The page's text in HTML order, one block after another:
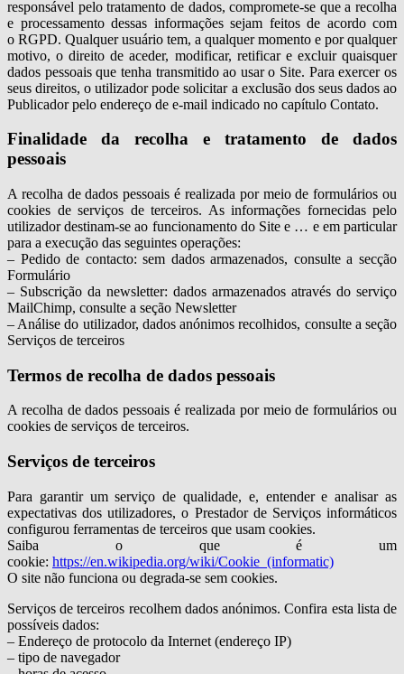
responsável pelo tratamento de dados, compromete-se que a recolha
e processamento dessas informações sejam feitos de acordo com
o RGPD. Qualquer usuário tem, a qualquer momento e por qualquer
motivo, o direito de aceder, modificar, retificar e excluir quaisquer
dados pessoais que tenha transmitido ao usar o Site. Para exercer os
seus direitos, o utilizador pode solicitar a exclusão dos seus dados ao
Publicador pelo endereço de e-mail indicado no capítulo Contato.
Finalidade da recolha e tratamento de dados
pessoais
A recolha de dados pessoais é realizada por meio de formulários ou
cookies de serviços de terceiros. As informações fornecidas pelo
utilizador destinam-se ao funcionamento do Site e … e em particular
para a execução das seguintes operações:
– Pedido de contacto: sem dados armazenados, consulte a secção
Formulário
– Subscrição da newsletter: dados armazenados através do serviço
MailChimp, consulte a seção Newsletter
– Análise do utilizador, dados anónimos recolhidos, consulte a seção
Serviços de terceiros
Termos de recolha de dados pessoais
A recolha de dados pessoais é realizada por meio de formulários ou
cookies de serviços de terceiros.
Serviços de terceiros
Para garantir um serviço de qualidade, e, entender e analisar as
expectativas dos utilizadores, o Prestador de Serviços informáticos
configurou ferramentas de terceiros que usam cookies.
Saiba o que é um
cookie: https://en.wikipedia.org/wiki/Cookie_(informatic)
O site não funciona ou degrada-se sem cookies.
Serviços de terceiros recolhem dados anónimos. Confira esta lista de
possíveis dados:
– Endereço de protocolo da Internet (endereço IP)
– tipo de navegador